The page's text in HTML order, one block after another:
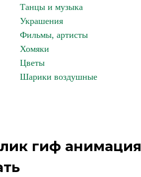
Танцы и музыка
Украшения
Фильмы, артисты
Хомяки
Цветы
Шарики воздушные
гиф анимация